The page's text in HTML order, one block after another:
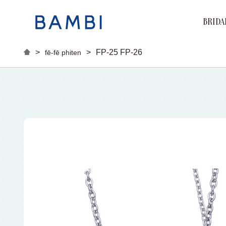
> fē-fē phiten > FP-25 FP-26